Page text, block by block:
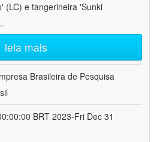
(LC) e tangerineira 'Sunki
leia mais
Brasileira de Pesquisa
BRT 2023-Fri Dec 31